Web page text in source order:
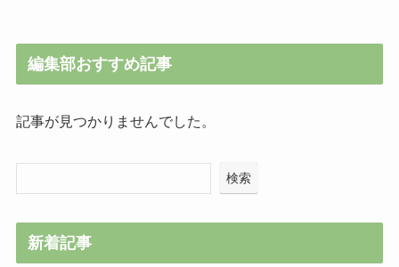
編集部おすすめ記事
記事が見つかりませんでした。
検索
新着記事